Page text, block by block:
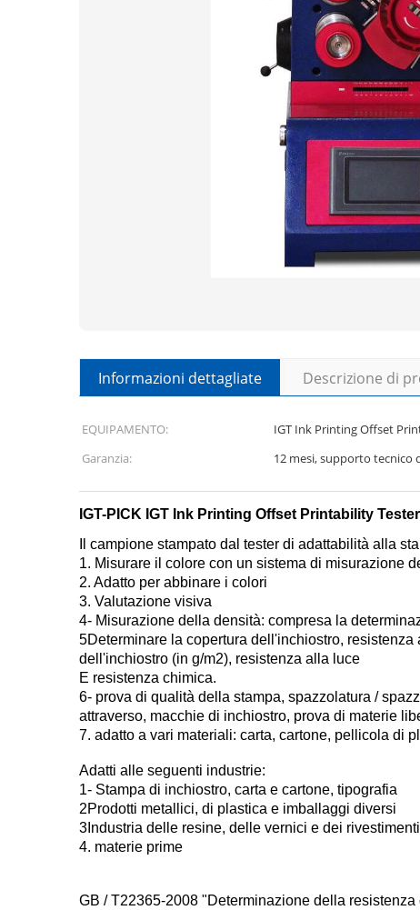
Informazioni dettagliate Descrizione di
EQUIPAMENTO: IGT Ink Printing Offset
Garanzia:
12 mesi, supporto tecnico
IGT-PICK IGT Ink Printing Offset Printability Tester
Il campione stampato dal tester di adattabilità alla
1. Misurare il colore con un sistema di misurazione
2. Adatto per abbinare i colori
3. Valutazione visiva
4- Misurazione della densità: compresa la
5Determinare la copertura dell'inchiostro,
dell'inchiostro (in g/m2), resistenza alla luce
E resistenza chimica.
6- prova di qualità della stampa, spazzolatura /
attraverso, macchie di inchiostro, prova di materie
7. adatto a vari materiali: carta, cartone, pellicola di
Adatti alle seguenti industrie:
1- Stampa di inchiostro, carta e cartone, tipografia
2Prodotti metallici, di plastica e imballaggi diversi
3Industria delle resine, delle vernici e dei rivestimenti
4. materie prime
GB / T22365-2008 "Determinazione della